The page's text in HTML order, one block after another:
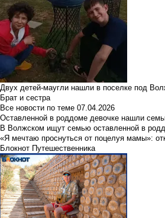
Двух детей-маугли нашли в поселке под
Брат и сестра
Все новости по теме 07.04.2026
Оставленной в роддоме девочке нашли
В Волжском ищут семью оставленной в
«Я мечтаю проснуться от поцелуя мамы»:
Блокнот Путешественника